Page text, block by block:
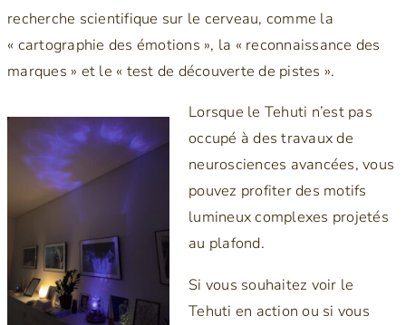
recherche scientifique sur le cerveau, comme la
« cartographie des émotions », la « reconnaissance des
marques » et le « test de découverte de pistes ».
Lorsque le Tehuti n’est pas
occupé à des travaux de
neurosciences avancées, vous
pouvez profiter des motifs
lumineux complexes projetés
au plafond.
Si vous souhaitez voir le
Tehuti en action ou si vous